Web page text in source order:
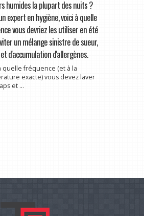
humides la plupart des nuits ?
expert en hygiène, voici à quelle
vous devriez les utiliser en été
un mélange sinistre de sueur,
d'accumulation d'allergènes.
quelle fréquence (et à la
exacte) vous devez laver
et ...